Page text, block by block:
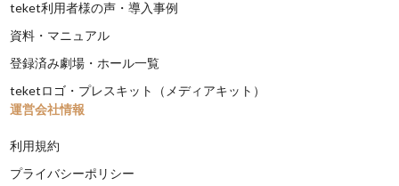
teket利用者様の声・導入事例
資料・マニュアル
登録済み劇場・ホール一覧
teketロゴ・プレスキット（メディアキット）
運営会社情報
利用規約
プライバシーポリシー